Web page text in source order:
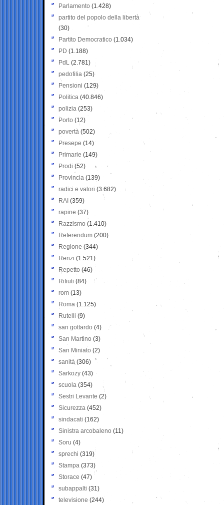
Parlamento (1.428)
partito del popolo della libertà
(30)
Partito Democratico (1.034)
PD (1.188)
PdL (2.781)
pedofilia (25)
Pensioni (129)
Politica (40.846)
polizia (253)
Porto (12)
povertà (502)
Presepe (14)
Primarie (149)
Prodi (52)
Provincia (139)
radici e valori (3.682)
RAI (359)
rapine (37)
Razzismo (1.410)
Referendum (200)
Regione (344)
Renzi (1.521)
Repetto (46)
Rifiuti (84)
rom (13)
Roma (1.125)
Rutelli (9)
san gottardo (4)
San Martino (3)
San Miniato (2)
sanità (306)
Sarkozy (43)
scuola (354)
Sestri Levante (2)
Sicurezza (452)
sindacati (162)
Sinistra arcobaleno (11)
Soru (4)
sprechi (319)
Stampa (373)
Storace (47)
subappalti (31)
televisione(244)